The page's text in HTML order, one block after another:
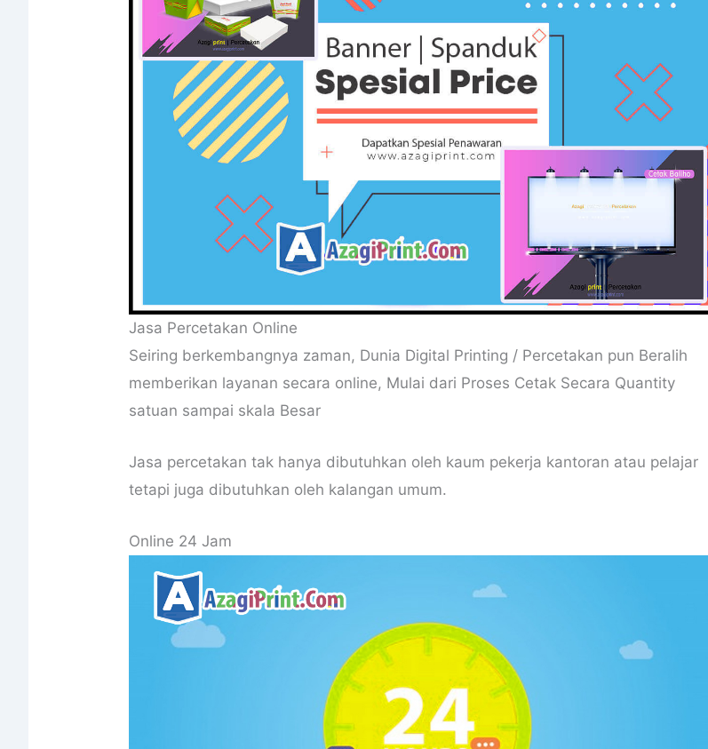
Jasa Percetakan Online
Seiring berkembangnya zaman, Dunia Digital Printing / Percetakan pun Beralih
memberikan layanan secara online, Mulai dari Proses Cetak Secara Quantity
satuan sampai skala Besar
Jasa percetakan tak hanya dibutuhkan oleh kaum pekerja kantoran atau pelajar
tetapi juga dibutuhkan oleh kalangan umum.
Online 24 Jam